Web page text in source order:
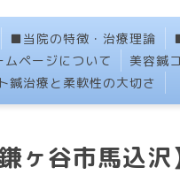
■当院の特徴・治療理論
ページについて 美容鍼
鍼治療と柔軟性の大切さ
ヶ谷市馬込沢